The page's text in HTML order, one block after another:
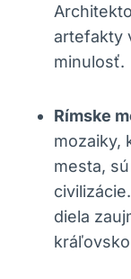
artefakty
minulosť.
Rímske
mozaiky,
mesta,
diela